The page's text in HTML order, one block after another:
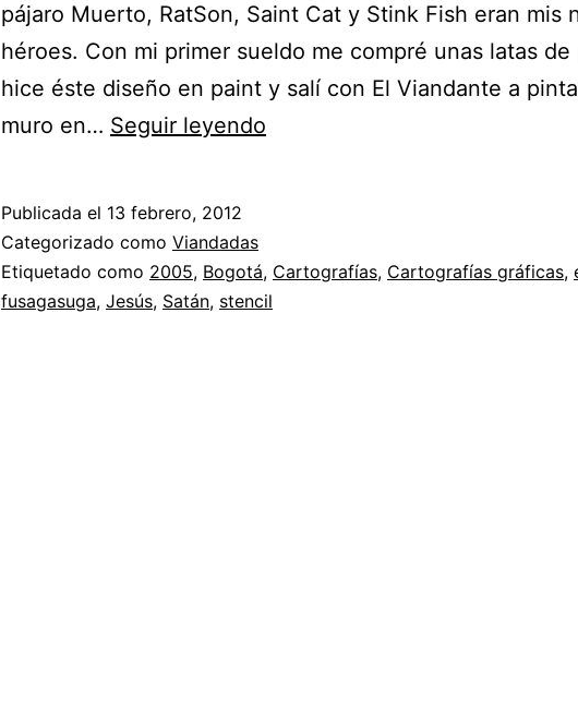
pájaro Muerto, RatSon, Saint Cat y Stink Fish eran mis
héroes. Con mi primer sueldo me compré unas latas de
hice éste diseño en paint y salí con El Viandante a
muro en… Seguir leyendo
Publicada el 13 febrero, 2012
Categorizado como Viandadas
Etiquetado como 2005, Bogotá, Cartografías, Cartografías gráficas,
fusagasuga, Jesús, Satán, stencil